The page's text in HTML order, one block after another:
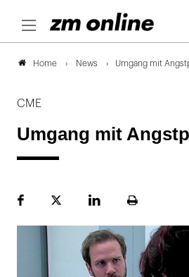
Home News Umgang mit
CME
Umgang mit
FacebookPlattformLinekdInSeite